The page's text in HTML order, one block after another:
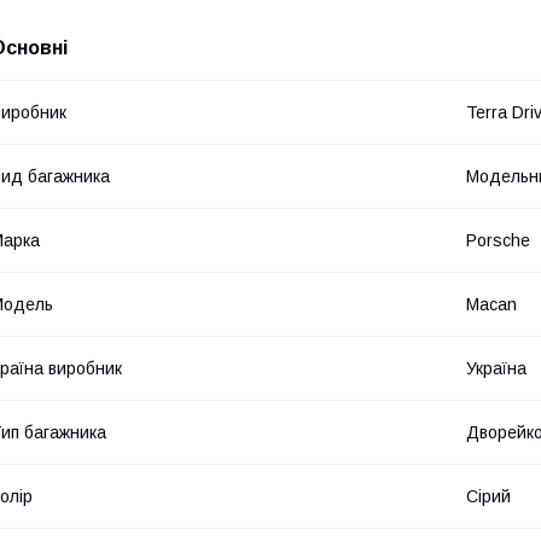
Terra
багажника
Porsche
Macan
виробник Україна
багажника
Сірий